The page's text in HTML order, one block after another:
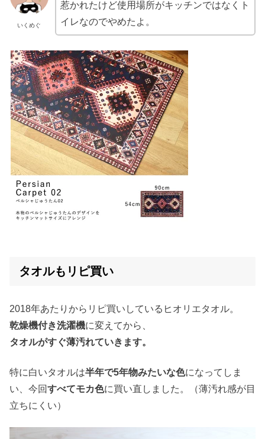
いくめぐ
惹かれたけど使用場所がキッチンではなくト
イレなのでやめたよ。
タオルもリピ買い
2018年あたりからリピ買いしているヒオリエタオル。
乾燥機付き洗濯機に変えてから、
タオルがすぐ薄汚れていきます。
特に白いタオルは半年で5年物みたいな色になってしま
い、今回すべてモカ色に買い直しました。（薄汚れ感が目
立ちにくい）